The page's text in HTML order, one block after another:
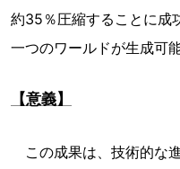
約35％圧縮することに成
一つのワールドが生成可能
【意義】
この成果は、技術的な